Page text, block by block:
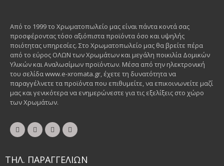
Από το 1999 το Χρωματοπωλείο μας είναι πάντα κοντά σας
προσφέροντας τόσο αξιόπιστα προϊόντα όσο και υψηλής
ποιότητας υπηρεσίες. Στο Χρωματοπωλείο μας θα βρείτε πέρα
από το εύρος ΟΛΩΝ των Χρωμάτων και μεγάλη ποικιλία Δομικών
Υλικών και Αναλωσίμων προϊόντων. Μέσα από την ηλεκτρονική
του σελίδα www.e-xromata.gr, έχετε τη δυνατότητα να
παραγγέλνετε τα προϊόντα που επιθυμείτε, να επικοινωνείτε μαζί
μας και γενικότερα να ενημερώνεστε για τις εξελίξεις στο χώρο
των Χρωμάτων.
ΤΗΛ. ΠΑΡΑΓΓΕΛΙΩΝ